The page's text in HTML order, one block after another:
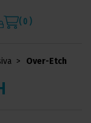
( 0 )
Over-Etch